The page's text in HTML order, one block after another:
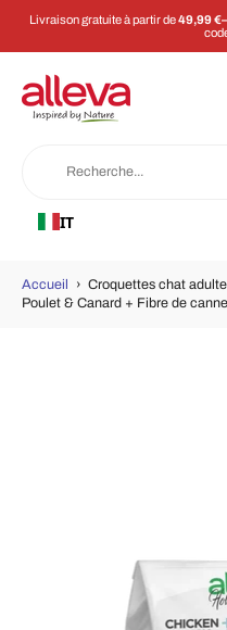
Livraison gratuite à partir de49,99
IT
Accueil › Croquettes chat
Poulet & Canard + Fibre de